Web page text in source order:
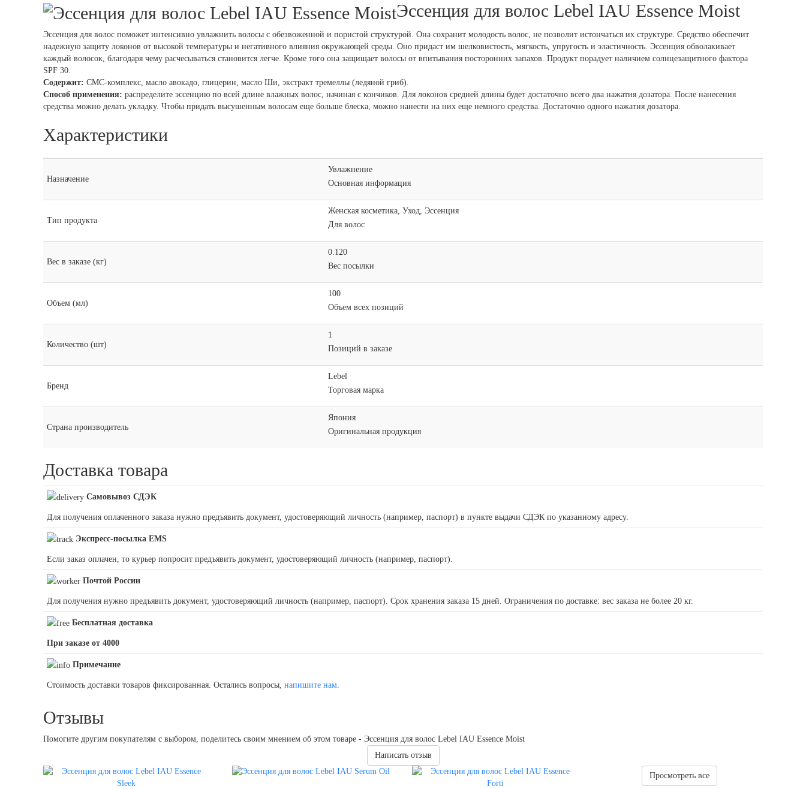
Эссенция для волос Lebel IAU Essence Moist
Эссенция для волос поможет интенсивно увлажнить волосы с обезвоженной и пористой структурой. Она сохранит молодость волос, не позволит истончаться их структуре. Средство обеспечит
надежную защиту локонов от высокой температуры и негативного влияния окружающей среды. Оно придаст им шелковистость, мягкость, упругость и эластичность. Эссенция обволакивает
каждый волосок, благодаря чему расчесываться становится легче. Кроме того она защищает волосы от впитывания посторонних запахов. Продукт порадует наличием солнцезащитного фактора
SPF 30.
Содержит: СМС-комплекс, масло авокадо, глицерин, масло Ши, экстракт тремеллы (ледяной гриб).
Способ применения: распределите эссенцию по всей длине влажных волос, начиная с кончиков. Для локонов средней длины будет достаточно всего два нажатия дозатора. После нанесения
средства можно делать укладку. Чтобы придать высушенным волосам еще больше блеска, можно нанести на них еще немного средства. Достаточно одного нажатия дозатора.
Характеристики
Назначение
Увлажнение
Основная информация
Тип продукта
Женская косметика, Уход, Эссенция
Для волос
Вес в заказе (кг)
0.120
Вес посылки
Объем (мл)
100
Объем всех позиций
Количество (шт)
1
Позиций в заказе
Бренд
Lebel
Торговая марка
Страна производитель
Япония
Оригинальная продукция
Доставка товара
Самовывоз СДЭК
Для получения оплаченного заказа нужно предъявить документ, удостоверяющий личность (например, паспорт) в пункте выдачи СДЭК по указанному адресу.
Экспресс-посылка EMS
Если заказ оплачен, то курьер попросит предъявить документ, удостоверяющий личность (например, паспорт).
Почтой России
Для получения нужно предъявить документ, удостоверяющий личность (например, паспорт). Срок хранения заказа 15 дней. Ограничения по доставке: вес заказа не более 20 кг.
Бесплатная доставка
При заказе от 4000
Примечание
Стоимость доставки товаров фиксированная. Остались вопросы, напишите нам
Отзывы
Помогите другим покупателям с выбором, поделитесь своим мнением об этом товаре - Эссенция для волос Lebel IAU Essence Moist
Написать отзыв
Просмотреть все